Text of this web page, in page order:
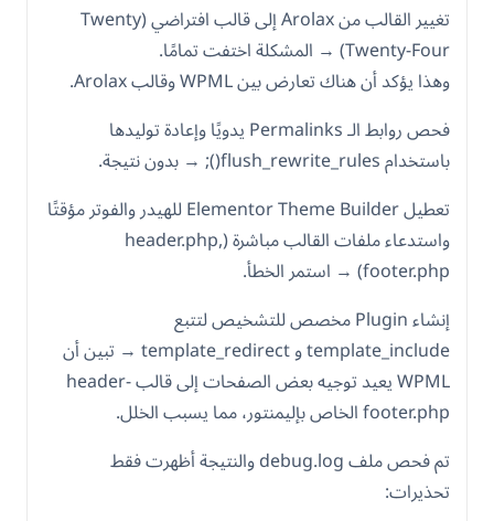
تغيير القالب من Arolax إلى قالب افتراضي (Twenty
Twenty-Four) → المشكلة اختفت تمامًا.
وهذا يؤكد أن هناك تعارض بين WPML وقالب Arolax.
فحص روابط الـ Permalinks يدويًا وإعادة توليدها
باستخدام flush_rewrite_rules(); → بدون نتيجة.
تعطيل Elementor Theme Builder للهيدر والفوتر مؤقتًا
واستدعاء ملفات القالب مباشرة (header.php,
footer.php) → استمر الخطأ.
إنشاء Plugin مخصص للتشخيص لتتبع
template_include و template_redirect → تبين أن
WPML يعيد توجيه بعض الصفحات إلى قالب header-
footer.php الخاص بإليمنتور، مما يسبب الخلل.
تم فحص ملف debug.log والنتيجة أظهرت فقط
تحذيرات: